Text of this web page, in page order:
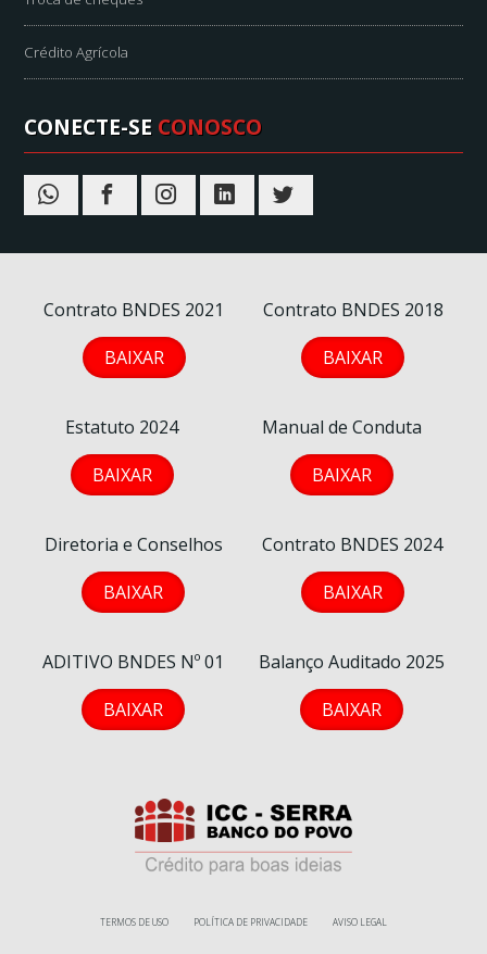
Crédito Agrícola
CONECTE-SE CONOSCO
Contrato BNDES 2021
BAIXAR
Contrato BNDES 2018
BAIXAR
Estatuto 2024
BAIXAR
Manual de Conduta
BAIXAR
Diretoria e Conselhos
BAIXAR
Contrato BNDES 2024
BAIXAR
ADITIVO BNDES Nº 01
BAIXAR
Balanço Auditado 2025
BAIXAR
TERMOS DE USO POLÍTICA DE PRIVACIDADE AVISO LEGAL